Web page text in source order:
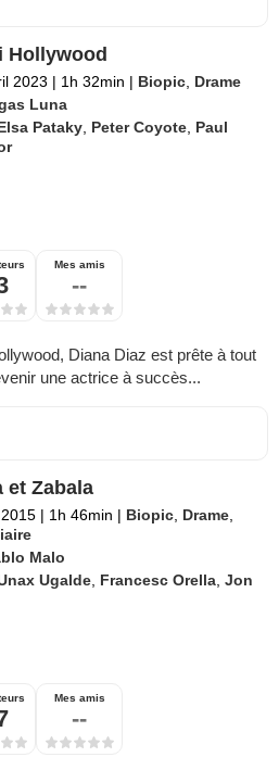
Hollywood
2023 | 1h 32min | Biopic, Drame
Luna
Pataky, Peter Coyote, Paul
Mes amis
--
Diana Diaz est prête à tout
une actrice à succès...
et Zabala
| 1h 46min | Biopic, Drame,
Malo
Ugalde, Francesc Orella,Jon
Mes amis
--